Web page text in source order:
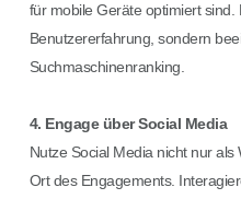
für mobile Geräte optimiert
Benutzererfahrung, sondern
Suchmaschinenranking.
4. Engage über Social Media
Nutze Social Media nicht nur
Ort des Engagements.